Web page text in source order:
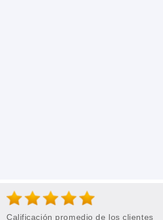
Calificación promedio de los clientes